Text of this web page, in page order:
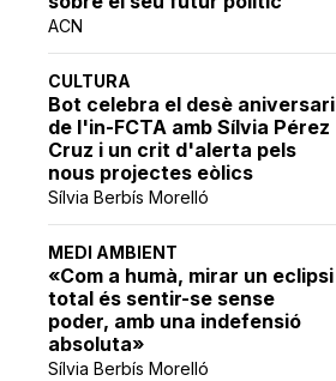
ACN
CULTURA
Bot celebra el desè aniversari
de l'in-FCTA amb Sílvia Pérez
Cruz i un crit d'alerta pels
nous projectes eòlics
Sílvia Berbís Morelló
MEDI AMBIENT
«Com a humà, mirar un eclipsi
total és sentir-se sense
poder, amb una indefensió
absoluta»
Sílvia Berbís Morelló